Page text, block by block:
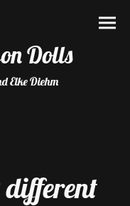
Dolls
Elke Diehm
different